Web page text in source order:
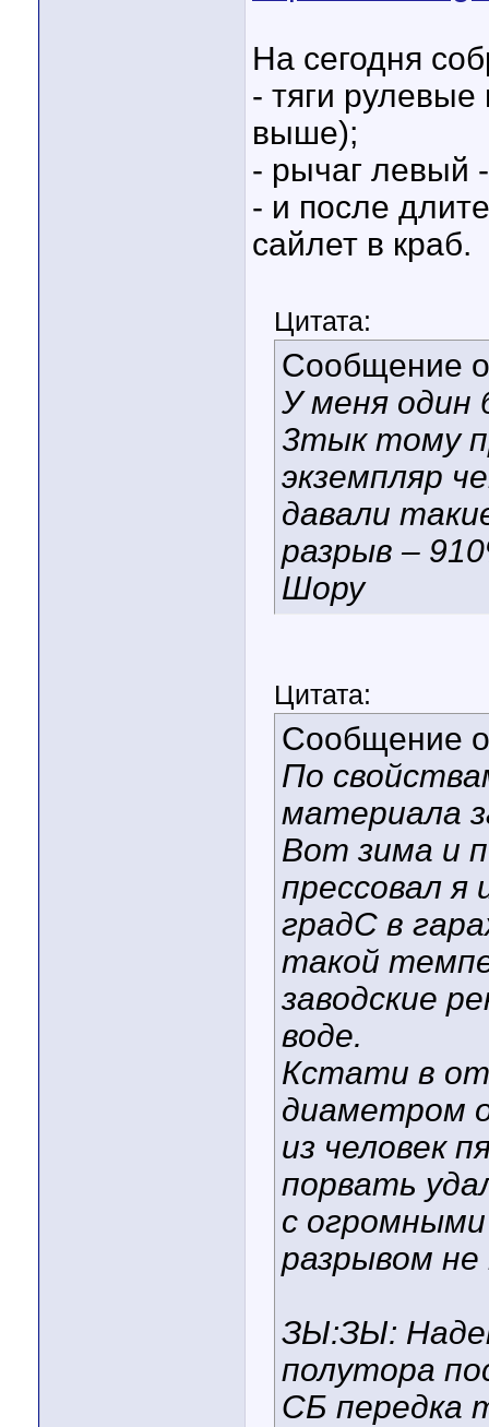
На сегодня
- тяги
выше);
- рычаг левый
- и после
сайлет в краб.
Цитата:
Сообщение
У меня один
3тык тому
экземпляр
давали
разрыв –
Шору
Цитата:
Сообщение
По
материала
Вот зима и
прессовал я
градС в
такой
заводские
воде.
Кстати в
диаметром
из человек
порвать
с
разрывом
ЗЫ:ЗЫ:
полутора
СБ передка